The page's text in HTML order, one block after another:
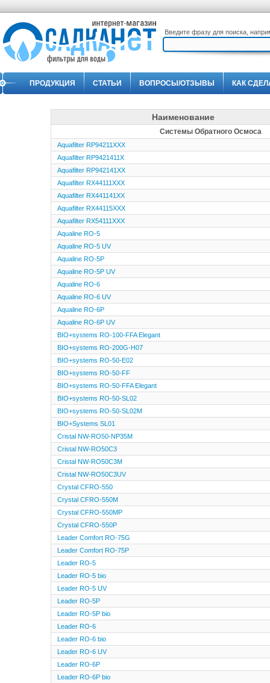
Введите фразу для поиска,
ПРОДУКЦИЯ СТАТЬИ ВОПРОСЫ/ОТЗЫВЫ КАК
Наименование
Системы Обратного Осмоса
Aquafilter RP94211XXX
Aquafilter RP9421411X
Aquafilter RP942141XX
Aquafilter RX44111XXX
Aquafilter RX441141XX
Aquafilter RX44115XXX
Aquafilter RX54111XXX
Aqualine RO-5
Aqualine RO-5 UV
Aqualine RO-5P
Aqualine RO-5P UV
Aqualine RO-6
Aqualine RO-6 UV
Aqualine RO-6P
Aqualine RO-6P UV
BIO+systems RO-100-FFA Elegant
BIO+systems RO-200G-H07
BIO+systems RO-50-E02
BIO+systems RO-50-FF
BIO+systems RO-50-FFA Elegant
BIO+systems RO-50-SL02
BIO+systems RO-50-SL02M
BIO+Systems SL01
Cristal NW-RO50-NP35M
Cristal NW-RO50C3
Cristal NW-RO50C3M
Cristal NW-RO50C3UV
Crystal CFRO-550
Crystal CFRO-550M
Crystal CFRO-550MP
Crystal CFRO-550P
Leader Comfort RO-75G
Leader Comfort RO-75P
Leader RO-5
Leader RO-5 bio
Leader RO-5 UV
Leader RO-5P
Leader RO-5P bio
Leader RO-6
Leader RO-6 bio
Leader RO-6 UV
Leader RO-6P
Leader RO-6P bio